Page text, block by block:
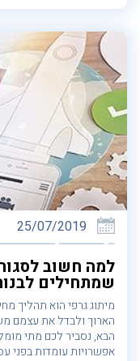
25/07/2019
למה חשוב
שמתחילים
מיתוג גרפי הוא תהליך
הארוך ולבדל את עצמם
הבא, נסביר לכם מתי
אפשרויות עומדות בפני